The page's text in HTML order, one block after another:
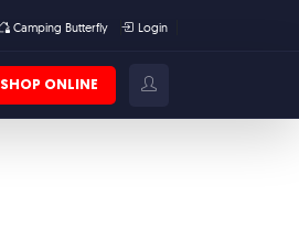
Camping Butterfly Login
SHOP ONLINE